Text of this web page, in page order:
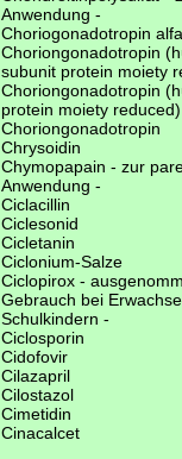
Anwendung -
Choriogonadotropin
Choriongonadotropin
subunit protein moiety
Choriongonadotropin
protein moiety reduced)
Choriongonadotropin
Chrysoidin
Chymopapain - zur
Anwendung -
Ciclacillin
Ciclesonid
Cicletanin
Ciclonium-Salze
Ciclopirox -
Gebrauch bei
Schulkindern -
Ciclosporin
Cidofovir
Cilazapril
Cilostazol
Cimetidin
Cinacalcet